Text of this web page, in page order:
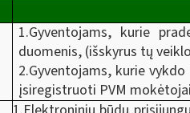
1.Gyventojams, kurie
duomenis, (išskyrus tų
2.Gyventojams, kurie
įsiregistruoti PVM